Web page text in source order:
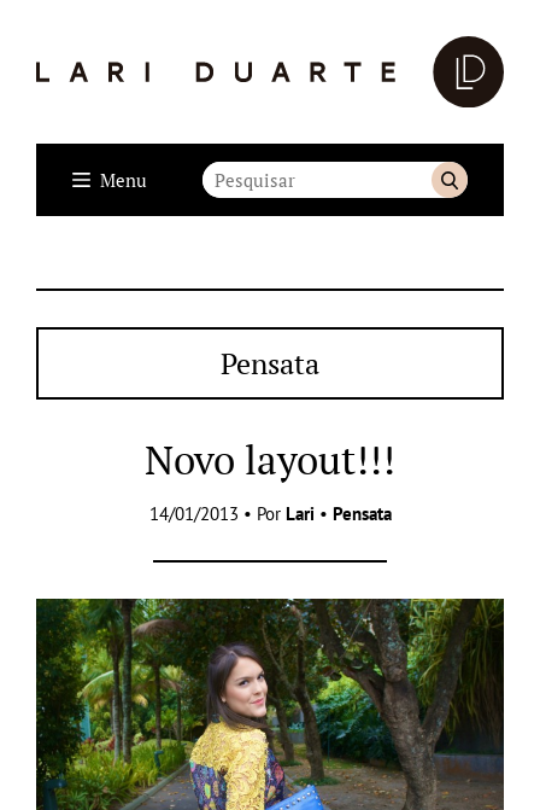
Menu
Pensata
Novo layout!!!
14/01/2013 • Por Lari • Pensata